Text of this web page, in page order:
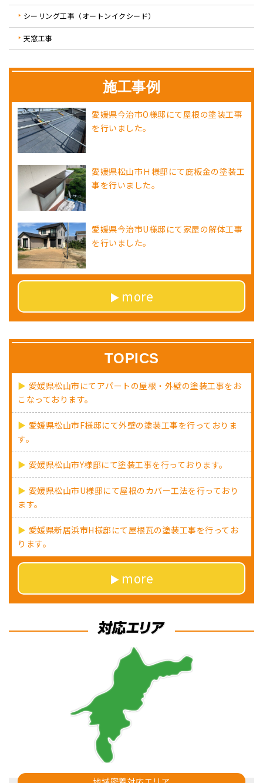
シーリング工事（オートンイクシード）
天窓工事
施工事例
愛媛県今治市O様邸にて屋根の塗装工事
を行いました。
愛媛県松山市Ｈ様邸にて庇板金の塗装工
事を行いました。
愛媛県今治市U様邸にて家屋の解体工事
を行いました。
more
TOPICS
愛媛県松山市にてアパートの屋根・外壁の塗装工事をお
こなっております。
愛媛県松山市F様邸にて外壁の塗装工事を行っておりま
す。
愛媛県松山市Y様邸にて塗装工事を行っております。
愛媛県松山市U様邸にて屋根のカバー工法を行っており
ます。
愛媛県新居浜市H様邸にて屋根瓦の塗装工事を行ってお
ります。
more